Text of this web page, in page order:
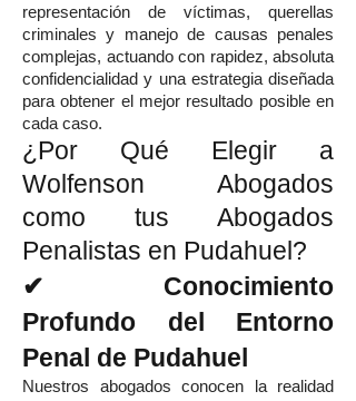
representación de víctimas, querellas
criminales y manejo de causas penales
complejas, actuando con rapidez, absoluta
confidencialidad y una estrategia diseñada
para obtener el mejor resultado posible en
cada caso.
¿Por Qué Elegir a
Wolfenson Abogados
como tus Abogados
Penalistas en Pudahuel?
✔ Conocimiento
Profundo del Entorno
Penal de Pudahuel
Nuestros abogados conocen la realidad